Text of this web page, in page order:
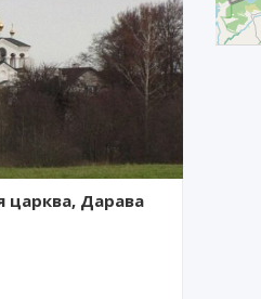
царква, Дарава